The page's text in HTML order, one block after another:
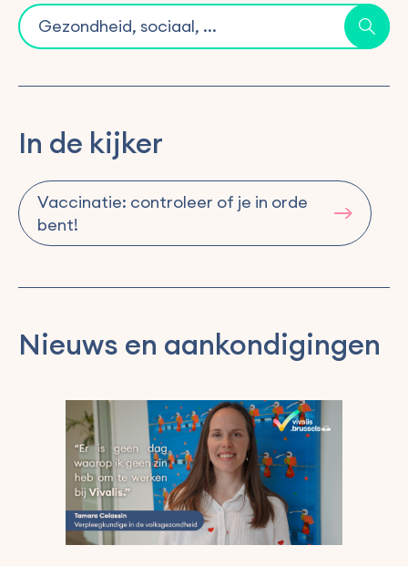
In de kijker
Vaccinatie: controleer of je in orde
bent!
Nieuws en aankondigingen